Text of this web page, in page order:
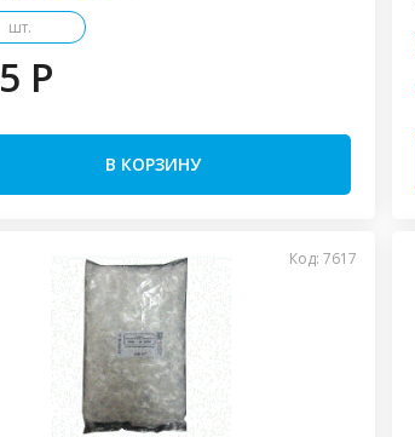
шт.
P
В КОРЗИНУ
Код: 7617